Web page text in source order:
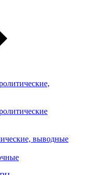
выводные